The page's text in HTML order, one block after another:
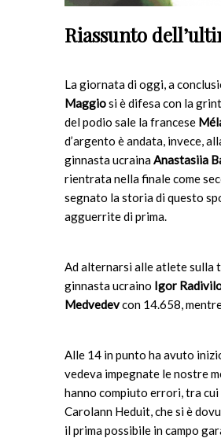
Riassunto
La giornata di oggi, a
Maggiosi è difesa con la
del podio sale la francese
d’argento è andata, invece,
ginnasta ucrainaAnastasiia
rientrata nella finale come
segnato la storia di questo
agguerrite di prima.
Ad alternarsi alle atlete sulla
ginnasta ucraino Igor
Medvedevcon 14.658,
Alle 14 in punto ha avuto
vedeva impegnate le nostre
hanno compiuto errori, tra
Carolann Heduit, che si è
il prima possibile in campo